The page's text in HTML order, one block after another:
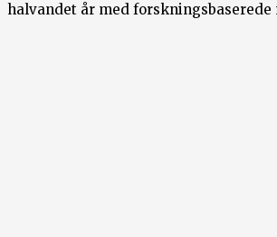
halvandet år med forskningsbaserede